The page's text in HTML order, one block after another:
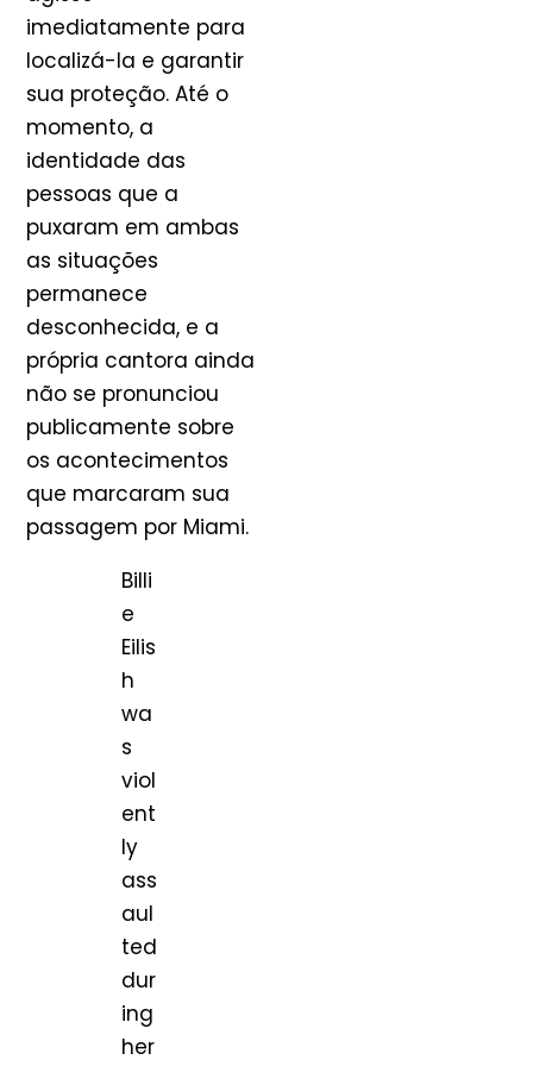
imediatamente para
localizá-la e garantir
sua proteção. Até o
momento, a
identidade das
pessoas que a
puxaram em ambas
as situações
permanece
desconhecida, e a
própria cantora ainda
não se pronunciou
publicamente sobre
os acontecimentos
que marcaram sua
passagem por Miami.
Billi
e
Eilis
h
wa
s
viol
ent
ly
ass
aul
ted
dur
ing
her